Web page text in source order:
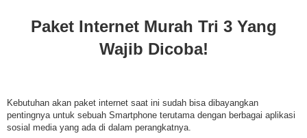
Paket Internet Murah Tri 3 Yang
Wajib Dicoba!
Kebutuhan akan paket internet saat ini sudah bisa dibayangkan
pentingnya untuk sebuah Smartphone terutama dengan berbagai aplikasi
sosial media yang ada di dalam perangkatnya.